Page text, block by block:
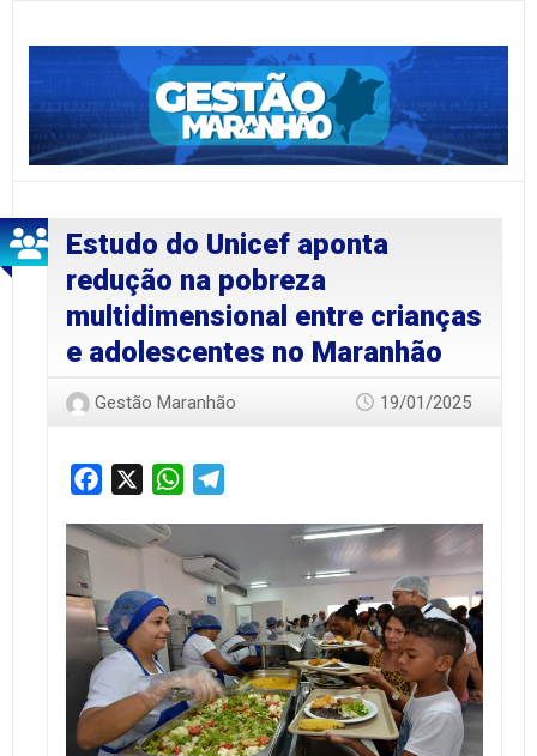
Estudo do Unicef aponta
redução na pobreza
multidimensional entre crianças
e adolescentes no Maranhão
Gestão Maranhão 19/01/2025
Facebook WhatsApp